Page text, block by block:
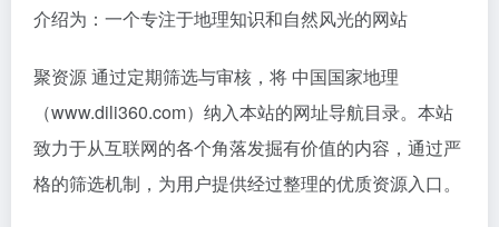
介绍为：一个专注于地理知识和自然风光的网站
聚资源 通过定期筛选与审核，将 中国国家地理
（www.dili360.com）纳入本站的网址导航目录。本站
致力于从互联网的各个角落发掘有价值的内容，通过严
格的筛选机制，为用户提供经过整理的优质资源入口。